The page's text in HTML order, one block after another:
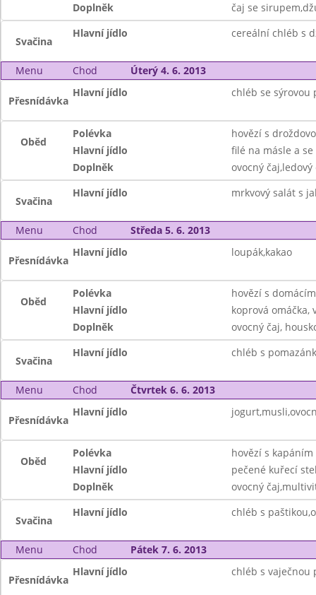
Doplněk
čaj se
Svačina
Hlavní jídlo cereální chléb s
Menu Chod Úterý 4. 6. 2013
Přesnídávka
Hlavní jídlo chléb se sýrovou
Oběd
Polévka
hovězí s
Hlavní jídlo
filé na másle a
Doplněk
ovocný čaj,ledový
Svačina
Hlavní jídlo mrkvový salát s
Menu Chod Středa 5. 6. 2013
Přesnídávka
Hlavní jídlo loupák,kakao
Oběd
Polévka
hovězí s
Hlavní jídlo
koprová omáčka,
Doplněk
ovocný čaj,
Svačina
Hlavní jídlo chléb s
Menu Chod Čtvrtek 6. 6. 2013
Přesnídávka
Hlavní jídlo
Oběd
Polévka
hovězí s kapáním
Hlavní jídlo
pečené kuřecí
Doplněk
ovocný
Svačina
Hlavní jídlo chléb s
Menu Chod Pátek 7. 6. 2013
Přesnídávka
Hlavní jídlo chléb s vaječnou